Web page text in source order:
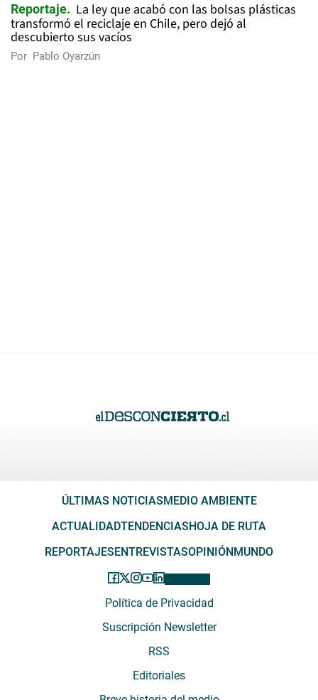
Reportaje
La ley que acabó con las bolsas plásticas
transformó el reciclaje en Chile, pero dejó al
descubierto sus vacíos
Por Pablo Oyarzún
ÚLTIMAS NOTICIASMEDIO AMBIENTE
ACTUALIDADTENDENCIASHOJA DE RUTA
REPORTAJESENTREVISTASOPINIÓNMUNDO
Política de Privacidad
Suscripción Newsletter
RSS
Editoriales